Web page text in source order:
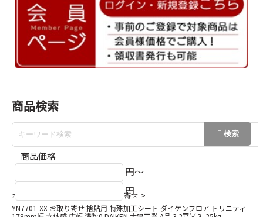
商品検索
商品価格
円～
円
ホーム
ダイケンA品フロアお取り寄せ
YN7701-XX お取り寄せ 捨貼用 特殊加工シート ダイケンフロア トリニティ